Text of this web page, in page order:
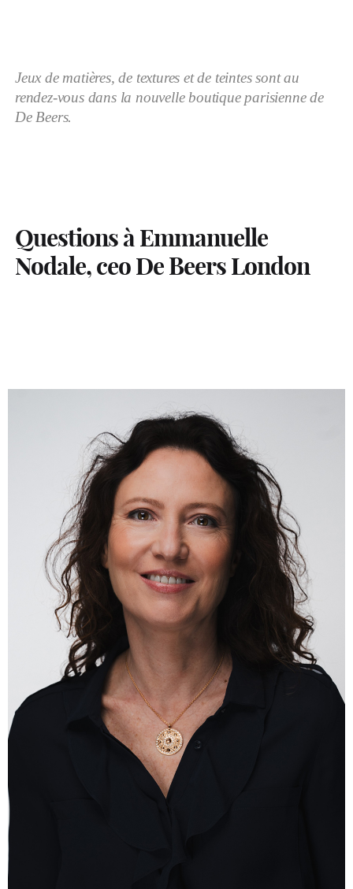
Jeux de matières, de textures et de teintes sont au
rendez-vous dans la nouvelle boutique parisienne de
De Beers.
Questions à Emmanuelle
Nodale, ceo De Beers London